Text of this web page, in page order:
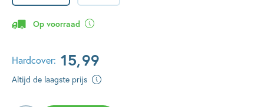
Op voorraad
Hardcover: 15,99
Altijd de laagste prijs